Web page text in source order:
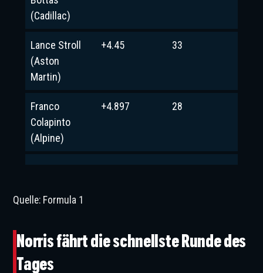
(Cadillac)
Lance Stroll
(Aston
Martin)
+4.45 33
Franco
Colapinto
(Alpine)
+4.897 28
Quelle: Formula 1
Norris fährt die schnellste Runde des
Tages